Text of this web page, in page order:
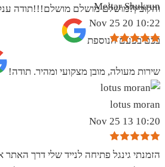
והקובץ?מושלם מושלם מושלם!!!תודה
בכם בפעם הנוספת
Meitar Shukrun
10:22 20 Nov 25
שירות מעולה, מובן מצקועי ומהיר. תודה!
lotus moran
10:20 13 Nov 25
הזמנתי גינגל פתיחה לנייד שלי דרך האתר